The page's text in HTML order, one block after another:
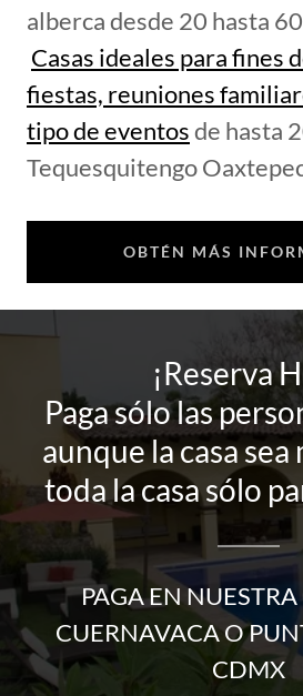
alberca desde 20 hasta
Casas ideales para fines
fiestas, reuniones
tipo de eventosde hasta
Tequesquitengo
OBTÉN MÁS
¡Reserva
Paga sólo las
aunque la casa sea
toda la casa sólo
PAGA EN
CUERNAVACA O
CDMX